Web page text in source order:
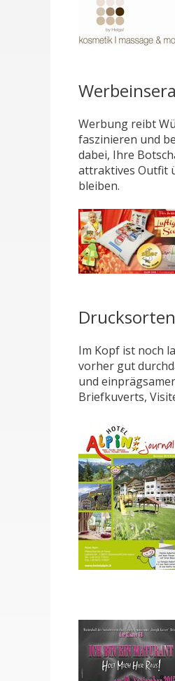
Werbung reibt
faszinieren und
dabei, Ihre
attraktives Outfit
bleiben.
Drucksorten
Im Kopf ist noch
vorher gut
und
Briefkuverts,